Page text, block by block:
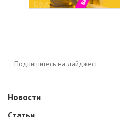
Новости